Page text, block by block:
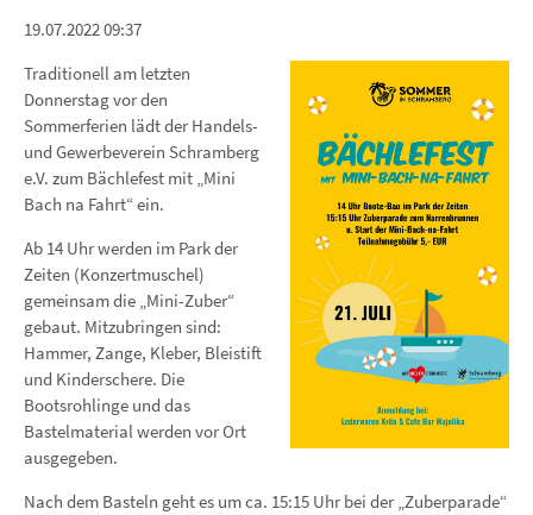
19.07.2022 09:37
Traditionell am letzten
Donnerstag vor den
Sommerferien lädt der Handels-
und Gewerbeverein Schramberg
e.V. zum Bächlefest mit „Mini
Bach na Fahrt“ ein.
Ab 14 Uhr werden im Park der
Zeiten (Konzertmuschel)
gemeinsam die „Mini-Zuber“
gebaut. Mitzubringen sind:
Hammer, Zange, Kleber, Bleistift
und Kinderschere. Die
Bootsrohlinge und das
Bastelmaterial werden vor Ort
ausgegeben.
Nach dem Basteln geht es um ca. 15:15 Uhr bei der „Zuberparade“